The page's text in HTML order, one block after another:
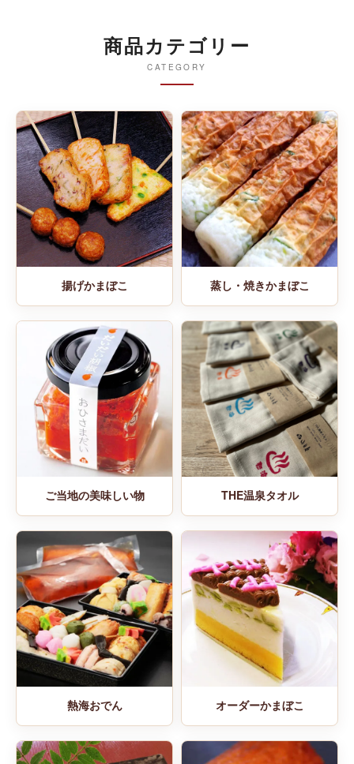
商品カテゴリー
CATEGORY
揚げかまぼこ 蒸し・焼きかまぼこ
ご当地の美味しい物 THE温泉タオル
熱海おでん オーダーかまぼこ